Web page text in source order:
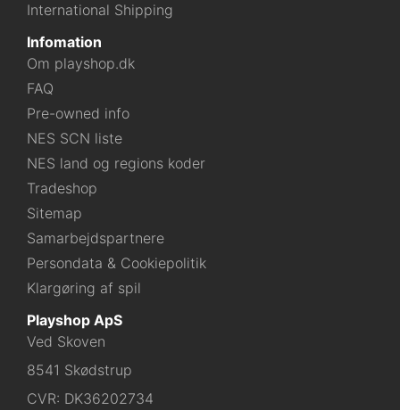
International Shipping
Infomation
Om playshop.dk
FAQ
Pre-owned info
NES SCN liste
NES land og regions koder
Tradeshop
Sitemap
Samarbejdspartnere
Persondata & Cookiepolitik
Klargøring af spil
Playshop ApS
Ved Skoven
8541 Skødstrup
CVR: DK36202734